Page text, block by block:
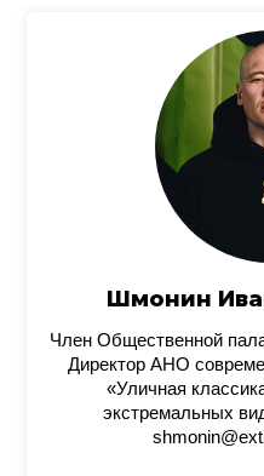
Шмонин
Член Общественной
Директор АНО
«Уличная
экстремальных